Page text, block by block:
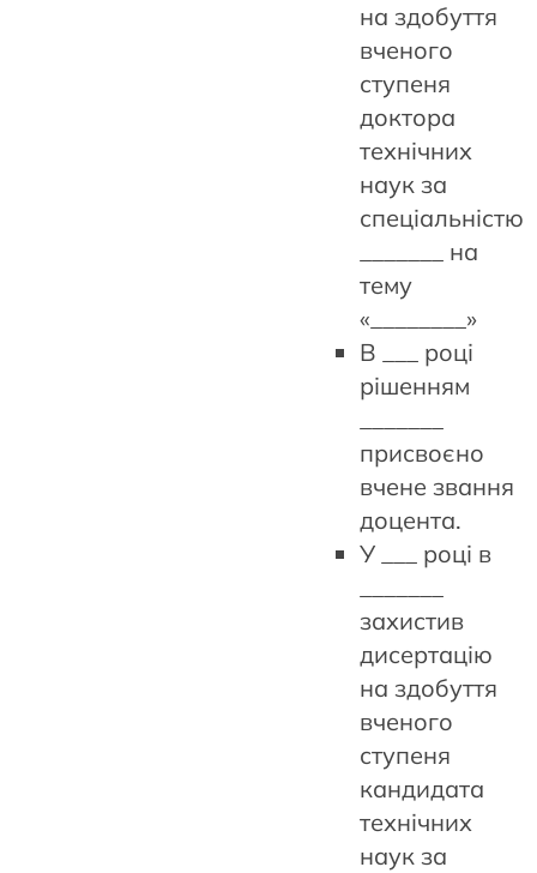
на здобуття
вченого
ступеня
доктора
технічних
наук за
спеціальністю
_______ на
тему
«________»
В ___ році
рішенням
присвоєно
вчене звання
доцента.
У ___ році в
захистив
дисертацію
на здобуття
вченого
ступеня
кандидата
технічних
наук за